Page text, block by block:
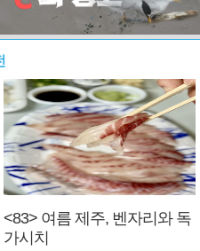
<83> 여름 제주, 벤자리와 독
가시치